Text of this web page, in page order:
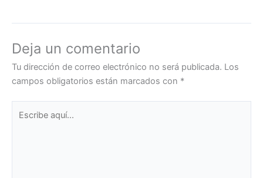
Deja un comentario
Tu dirección de correo electrónico no será publicada. Los
campos obligatorios están marcados con *
aquí...